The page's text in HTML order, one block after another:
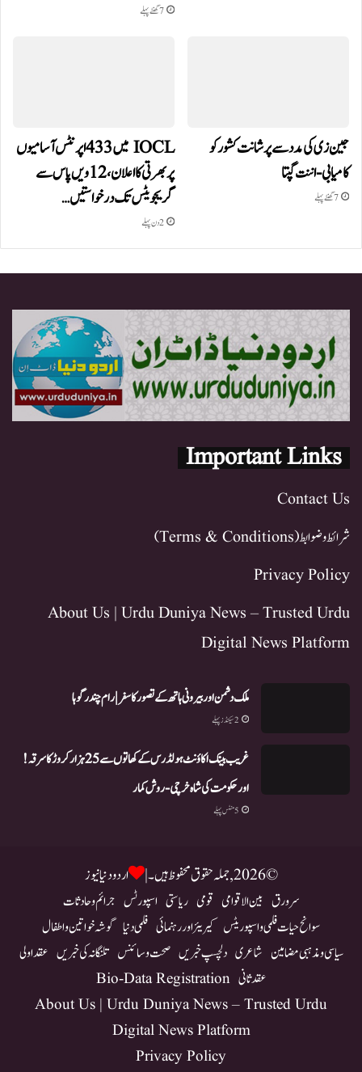
7 گھنٹے پہلے
جین زی کی مدد سے پرشانت کشور کو
کامیابی-اننت گپتا
7 گھنٹے پہلے
IOCL میں 433 اپرنٹس آسامیوں
پر بھرتی کا اعلان، 12ویں پاس سے
گریجویٹس تک درخواستیں…
2 دن پہلے
Important Links
Contact Us
شرائط و ضوابط (Terms & Conditions)
Privacy Policy
About Us | Urdu Duniya News – Trusted Urdu
Digital News Platform
ملک دشمن اور بیرونی ہاتھ کے تصور کا سفر | رام چندر گوہا
2 سیکنڈز پہلے
غریب بینک اکاؤنٹ ہولڈرس کے کھاتوں سے 25 ہزار کروڑ کا سرقہ!
اور حکومت کی شاہ خرچی-روش کمار
5 منٹس پہلے
© 2026, جملہ حقوق محفوظ ہیں۔ | اردو دنیا نیوز
سرورق بین الاقوامی قومی ریاستی اسپورٹس جرائم و حادثات
سوانح حیات فلمی و اسپوریٹس کیریئر اور رہنمائی فلمی دنیا گوشہ خواتین و اطفال
سیاسی و مذہبی مضامین شاعری دلچسپ خبریں صحت و سائنس تلنگانہ کی خبریں عقد اولی
عقد ثانی Bio-Data Registration
About Us | Urdu Duniya News – Trusted Urdu
Digital News Platform
Privacy Policy